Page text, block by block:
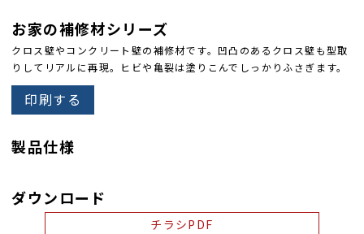
お家の補修材シリーズ
クロス壁やコンクリート壁の補修材です。凹凸のあるクロス壁も型取
りしてリアルに再現。ヒビや亀裂は塗りこんでしっかりふさぎます。
印刷する
製品仕様
ダウンロード
チラシPDF